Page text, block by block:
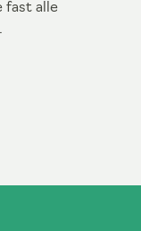
fast alle